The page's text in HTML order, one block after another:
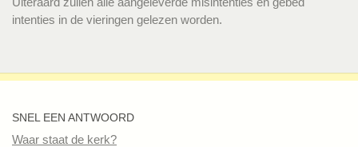
intenties in de vieringen gelezen worden.
SNEL EEN ANTWOORD
Waar staat de kerk?